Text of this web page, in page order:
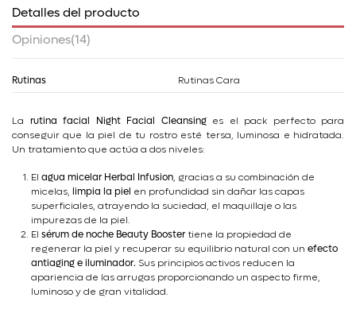
La rutina facial Night Facial Cleansinges el pack perfecto para
conseguir que la piel de tu rostro esté tersa, luminosa e hidratada.
Un tratamiento que actúa a dos niveles:
El agua micelar Herbal Infusion, gracias a su combinación de
micelas, limpia la piel en profundidad sin dañar las capas
superficiales, atrayendo la suciedad, el maquillaje o las
impurezas de la piel.
El sérum de noche Beauty Boostertiene la propiedad de
regenerar la piel y recuperar su equilibrio natural con un efecto
antiaging e iluminador. Sus principios activos reducen la
apariencia de las arrugas proporcionando un aspecto firme,
luminoso y de gran vitalidad.
Detalles del producto
Opiniones(14)
Rutinas Rutinas Cara